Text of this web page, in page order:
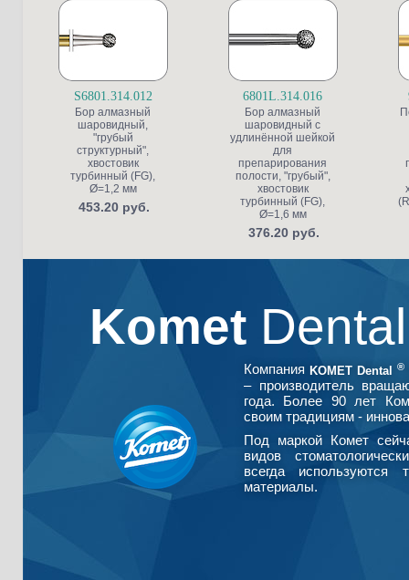
S6801.314.012
Бор алмазный
шаровидный,
"грубый
структурный",
хвостовик
турбинный (FG),
Ø=1,2 мм
453.20 руб.
6801L.314.016
Бор алмазный
шаровидный с
удлинённой шейкой
для
препарирования
полости, "грубый",
хвостовик
турбинный (FG),
Ø=1,6 мм
376.20 руб.
Komet
Компания KOMET Dental ®
– производитель
года. Более 90 лет
своим традициям -
Под маркой Комет
видов
всегда используются
материалы.